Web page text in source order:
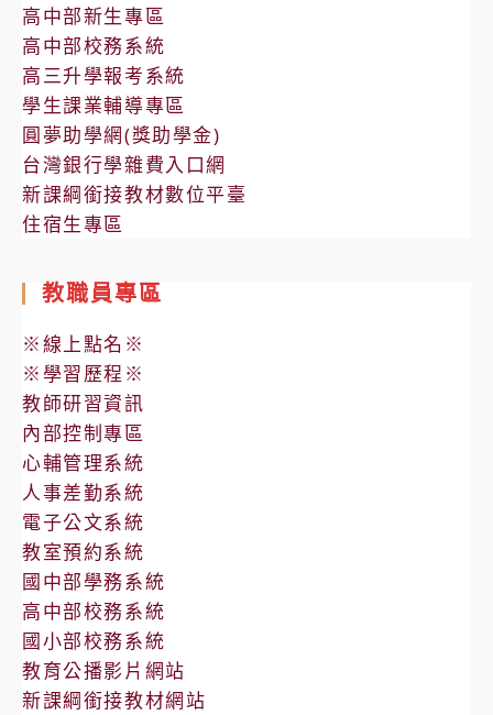
高中部新生專區
高中部校務系統
高三升學報考系統
學生課業輔導專區
圓夢助學網(獎助學金)
台灣銀行學雜費入口網
新課綱銜接教材數位平臺
住宿生專區
教職員專區
※線上點名※
※學習歷程※
教師研習資訊
內部控制專區
心輔管理系統
人事差勤系統
電子公文系統
教室預約系統
國中部學務系統
高中部校務系統
國小部校務系統
教育公播影片網站
新課綱銜接教材網站